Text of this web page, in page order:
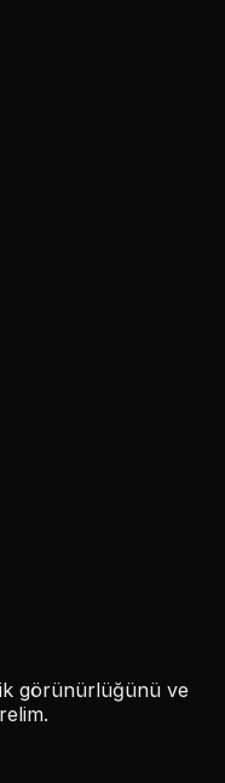
görünürlüğünü ve